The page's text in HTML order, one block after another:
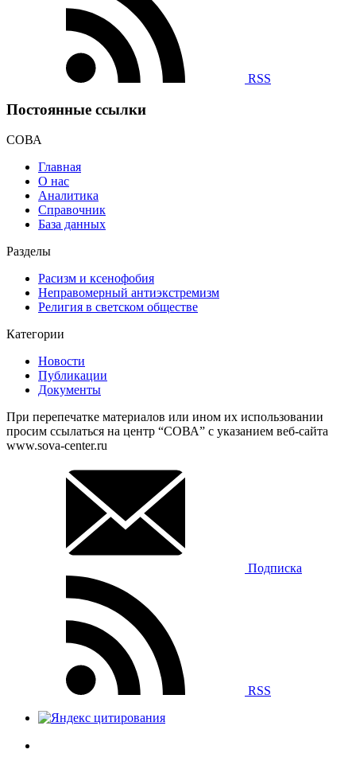
RSS
Постоянные ссылки
СОВА
Главная
О нас
Аналитика
Справочник
База данных
Разделы
Расизм и ксенофобия
Неправомерный антиэкстремизм
Религия в светском обществе
Категории
Новости
Публикации
Документы
При перепечатке материалов или ином их использовании
просим ссылаться на центр “СОВА” с указанием веб-сайта
www.sova-center.ru
Подписка
RSS